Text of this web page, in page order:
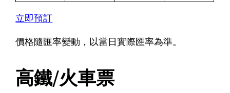
立即預訂
價格隨匯率變動，以當日實際匯率為準。
高鐵/火車票